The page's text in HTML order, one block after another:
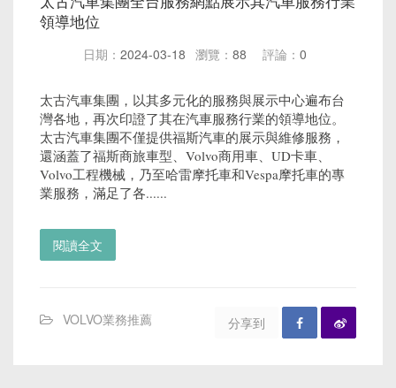
領導地位
日期： 2024-03-18 瀏覽： 88 評論： 0
太古汽車集團，以其多元化的服務與展示中心遍布台
灣各地，再次印證了其在汽車服務行業的領導地位。
太古汽車集團不僅提供福斯汽車的展示與維修服務，
還涵蓋了福斯商旅車型、Volvo商用車、UD卡車、
Volvo工程機械，乃至哈雷摩托車和Vespa摩托車的專
業服務，滿足了各......
閱讀全文
VOLVO業務推薦 分享到